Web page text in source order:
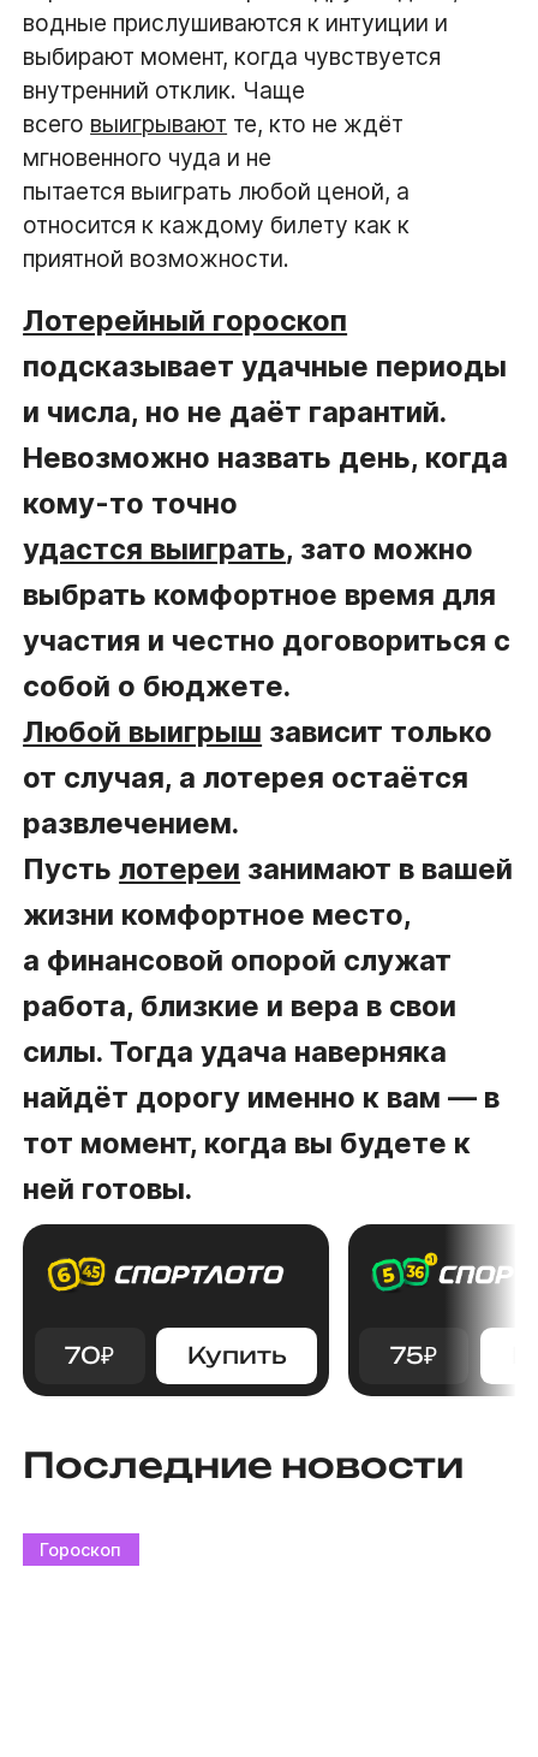
водные прислушиваются к интуиции и
выбирают момент, когда чувствуется
внутренний отклик. Чаще
всего выигрывают те, кто не ждёт
мгновенного чуда и не
пытается выиграть любой ценой, а
относится к каждому билету как к
приятной возможности.
Лотерейный гороскоп
подсказывает удачные периоды
и числа, но не даёт гарантий.
Невозможно назвать день, когда
кому-то точно
удастся выиграть, зато можно
выбрать комфортное время для
участия и честно договориться с
собой о бюджете.
Любой выигрыш зависит только
от случая, а лотерея остаётся
развлечением.
Пустьлотереи занимают в вашей
жизни комфортное место,
а финансовой опорой служат
работа, близкие и вера в свои
силы. Тогда удача наверняка
найдёт дорогу именно к вам — в
тот момент, когда вы будете к
ней готовы.
70₽ Купить 75₽
Последние новости
Гороскоп